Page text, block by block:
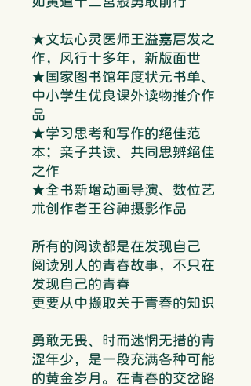
★文坛心灵医师王溢嘉启发之
作，风行十多年，新版面世
★国家图书馆年度状元书单、
中小学生优良课外读物推介作
品
★学习思考和写作的绝佳范
本；亲子共读、共同思辨绝佳
之作
★全书新增动画导演、数位艺
术创作者王谷神摄影作品
所有的阅读都是在发现自己
阅读别人的青春故事，不只在
发现自己的青春
更要从中撷取关于青春的知识
勇敢无畏、时而迷惘无措的青
涩年少，是一段充满各种可能
的黄金岁月。在青春的交岔路